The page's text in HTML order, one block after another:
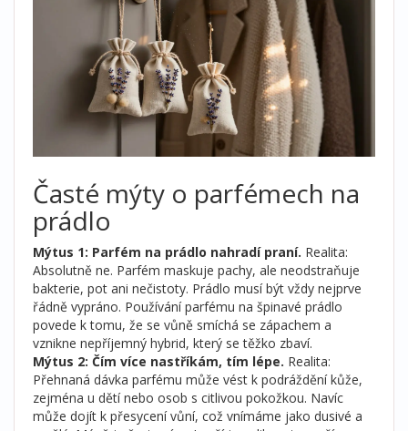
Časté mýty o parfémech na
prádlo
Mýtus 1: Parfém na prádlo nahradí praní. Realita:
Absolutně ne. Parfém maskuje pachy, ale neodstraňuje
bakterie, pot ani nečistoty. Prádlo musí být vždy nejprve
řádně vypráno. Používání parfému na špinavé prádlo
povede k tomu, že se vůně smíchá se zápachem a
vznikne nepříjemný hybrid, který se těžko zbaví.
Mýtus 2: Čím více nastříkám, tím lépe. Realita:
Přehnaná dávka parfému může vést k podráždění kůže,
zejména u dětí nebo osob s citlivou pokožkou. Navíc
může dojít k přesycení vůní, což vnímáme jako dusivé a